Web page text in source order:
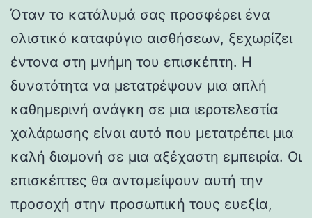
Όταν το κατάλυμά σας προσφέρει ένα
ολιστικό καταφύγιο αισθήσεων, ξεχωρίζει
έντονα στη μνήμη του επισκέπτη. Η
δυνατότητα να μετατρέψουν μια απλή
καθημερινή ανάγκη σε μια ιεροτελεστία
χαλάρωσης είναι αυτό που μετατρέπει μια
καλή διαμονή σε μια αξέχαστη εμπειρία. Οι
επισκέπτες θα ανταμείψουν αυτή την
προσοχή στην προσωπική τους ευεξία,